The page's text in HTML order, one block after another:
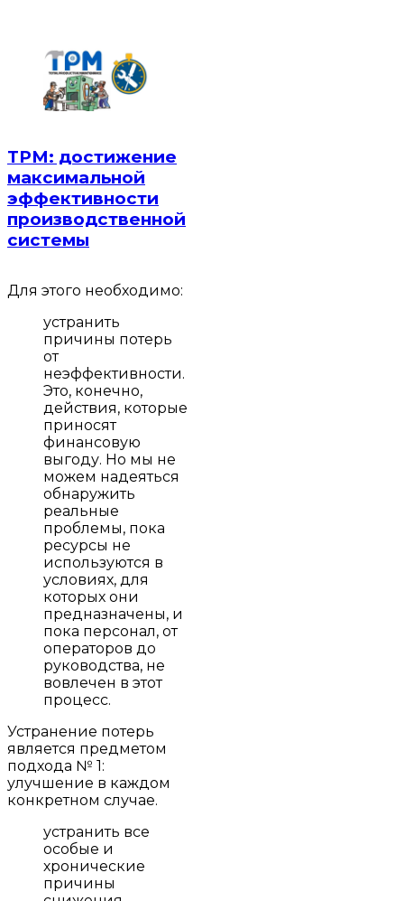
TPM: достижение
максимальной
эффективности
производственной
системы
Для этого необходимо:
устранить
причины потерь
от
неэффективности.
Это, конечно,
действия, которые
приносят
финансовую
выгоду. Но мы не
можем надеяться
обнаружить
реальные
проблемы, пока
ресурсы не
используются в
условиях, для
которых они
предназначены, и
пока персонал, от
операторов до
руководства, не
вовлечен в этот
процесс.
Устранение потерь
является предметом
подхода № 1:
улучшение в каждом
конкретном случае.
устранить все
особые и
хронические
причины